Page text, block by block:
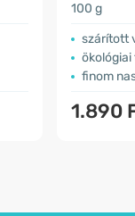
100 g
szárított
finom
1.890